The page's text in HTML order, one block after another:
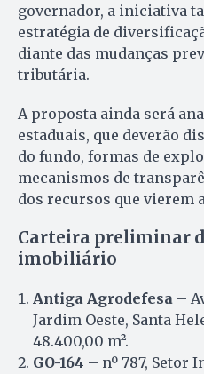
governador, a iniciativa
estratégia de
diante das mudanças
tributária.
A proposta ainda será
estaduais, que deverão
do fundo, formas de
mecanismos de
dos recursos que vierem
Carteira preliminar
imobiliário
Antiga Agrodefesa –
Jardim Oeste, Santa
48.400,00 m².
GO-164 – nº 787, Setor